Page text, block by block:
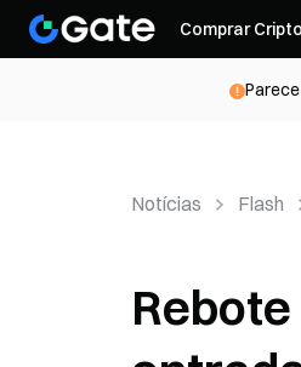
Comprar Cripto
Notícias Flash